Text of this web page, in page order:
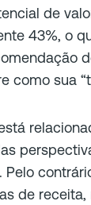
de
43%, o
como sua
de receita,